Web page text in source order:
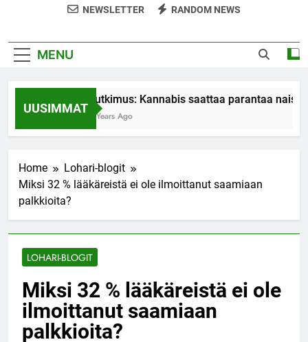
NEWSLETTER RANDOM NEWS
MENU
UUSIMMAT
Tutkimus: Kannabis saattaa parantaa
7 Years Ago
Home
Lohari-blogit
Miksi 32 % lääkäreistä ei ole ilmoittanut saamiaan
palkkioita?
LOHARI-BLOGIT
Miksi 32 % lääkäreistä ei ole
ilmoittanut saamiaan
palkkioita?